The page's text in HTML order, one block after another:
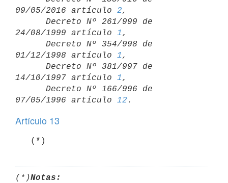
09/05/2016 artículo 2,
24/08/1999 artículo 1 ,
01/12/1998 artículo 1 ,
14/10/1997 artículo 1 ,
07/05/1996 artículo 12
Artículo 13
   (*)
(*)Notas: